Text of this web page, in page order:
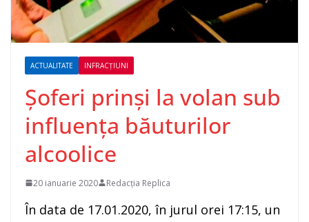
ACTUALITATE INFRACȚIUNI
Șoferi prinși la volan sub
influența băuturilor
alcoolice
20 ianuarie 2020 Redacția Replica
În data de 17.01.2020, în jurul orei 17:15, un